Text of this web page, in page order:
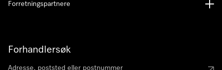
Forhandlersøk
Forretningspartnere